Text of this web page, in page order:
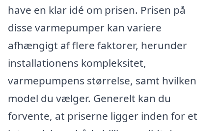
have en klar idé om prisen. Prisen på
disse varmepumper kan variere
afhængigt af flere faktorer, herunder
installationens kompleksitet,
varmepumpens størrelse, samt hvilken
model du vælger. Generelt kan du
forvente, at priserne ligger inden for et